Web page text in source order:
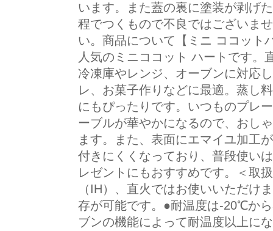
います。また蓋の裏に塗装が剥げ
程でつくもので不良ではございま
い。商品について【ミニ ココット
人気のミニココット ハートです。
冷凍庫やレンジ、オーブンに対応
レ、お菓子作りなどに最適。蒸し
にもぴったりです。いつものプレ
ーブルが華やかになるので、おし
ます。また、表面にエマイユ加工
付きにくくなっており、普段使い
レゼントにもおすすめです。＜取
（IH）、直火ではお使いいただけ
存が可能です。●耐温度は-20℃か
ブンの機能によって耐温度以上に